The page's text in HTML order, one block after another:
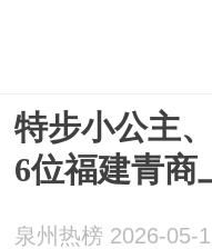
特步小公主
6位福建青商
泉州热榜 2026-05-